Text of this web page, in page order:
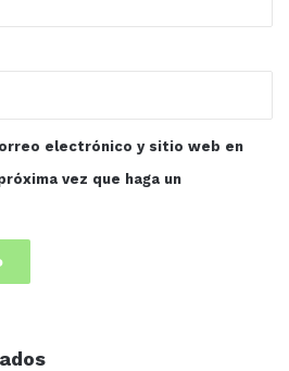
electrónico y sitio web en
vez que haga un